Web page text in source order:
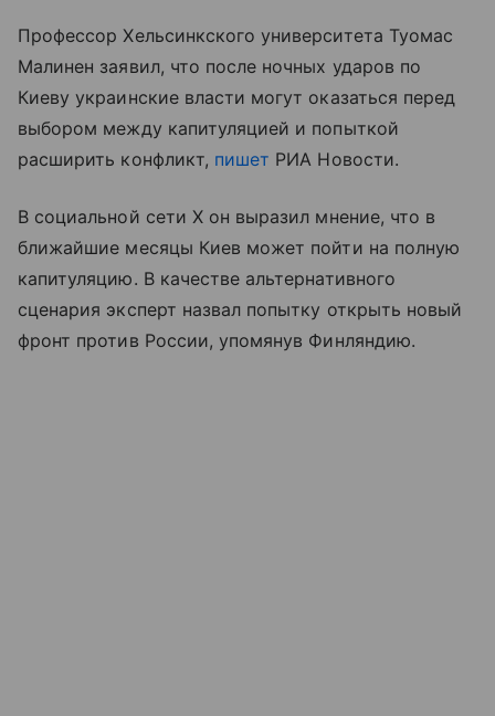
Профессор Хельсинкского университета Туомас
Малинен заявил, что после ночных ударов по
Киеву украинские власти могут оказаться перед
выбором между капитуляцией и попыткой
расширить конфликт, пишет РИА Новости.
В социальной сети X он выразил мнение, что в
ближайшие месяцы Киев может пойти на полную
капитуляцию. В качестве альтернативного
сценария эксперт назвал попытку открыть новый
фронт против России, упомянув Финляндию.